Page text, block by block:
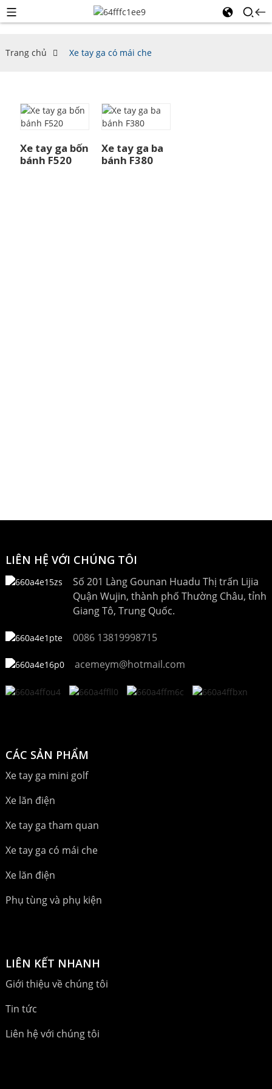
Trang chủ Xe tay ga có mái che
Xe tay ga bốn
bánh F520
Xe tay ga ba
bánh F380
LIÊN HỆ VỚI CHÚNG TÔI
Số 201 Làng Gounan Huadu Thị trấn Lijia
Quận Wujin, thành phố Thường Châu, tỉnh
Giang Tô, Trung Quốc.
0086 13819998715
acemeym@hotmail.com
CÁC SẢN PHẨM
Xe tay ga mini golf
Xe lăn điện
Xe tay ga tham quan
Xe tay ga có mái che
Xe lăn điện
Phụ tùng và phụ kiện
LIÊN KẾT NHANH
Giới thiệu về chúng tôi
Tin tức
Liên hệ với chúng tôi